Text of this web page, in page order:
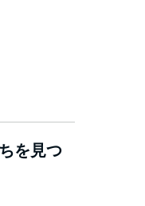
町ブロークン ヒル
ギップス ステーショ
など、さまざまな宿
の土地で、本物の田
できます。この現役
景色、地質学的な魅
ップスと隣接する
を見つ